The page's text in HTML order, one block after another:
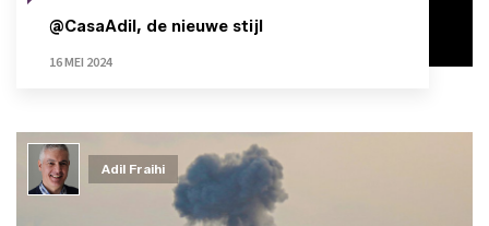
@CasaAdil, de nieuwe stijl
16 MEI 2024
Adil Fraihi